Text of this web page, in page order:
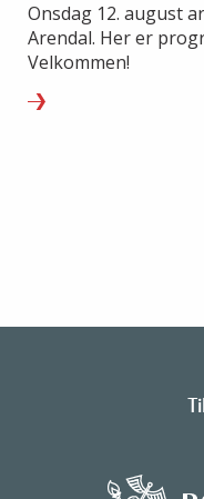
Onsdag 12. august
Arendal. Her er
Velkommen!